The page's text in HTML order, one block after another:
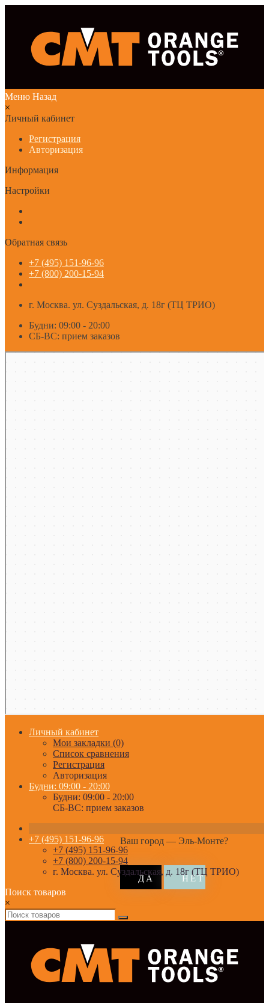
Меню Назад
×
Личный кабинет
Регистрация
Авторизация
Информация
Настройки
Обратная связь
+7 (495) 151-96-96
+7 (800) 200-15-94
г. Москва. ул. Суздальская, д. 18г (ТЦ ТРИО)
Будни: 09:00 - 20:00
СБ-ВС: прием заказов
Личный кабинет
Мои закладки (0)
Список сравнения
Регистрация
Авторизация
Будни: 09:00 - 20:00
Будни: 09:00 - 20:00
СБ-ВС: прием заказов
Ваш город — Эль-Монте?
+7 (495) 151-96-96
+7 (495) 151-96-96
+7 (800) 200-15-94
г. Москва. ул. Суздальская, д. 18г (ТЦ ТРИО)
Поиск товаров
×